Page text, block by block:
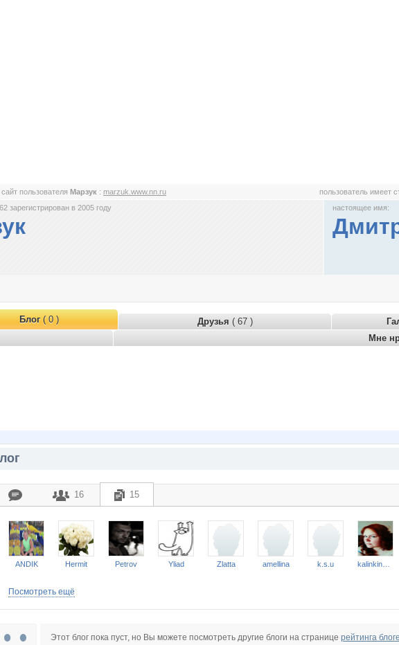
пользователя Марзук : marzuk.www.nn.ru пользователь имеет
зарегистрирован в 2005 году
настоящее имя:
Блог( 0 ) Друзья ( 67 )
Мне
16 15
ANDIK Hermit Petrov Yliad Zlatta amellina k.s.u
Посмотреть ещё
Этот блог пока пуст, но Вы можете посмотреть другие блоги на странице рейтинга